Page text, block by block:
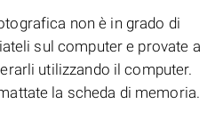
non è in grado di
sul computer e provate a
utilizzando il computer.
la scheda di memoria.